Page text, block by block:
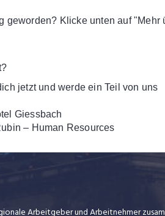
Arbeitgeber und Arbeitnehmer